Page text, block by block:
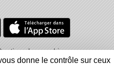
des cookies
un contenu inapproprié
donne le contrôle sur ceux